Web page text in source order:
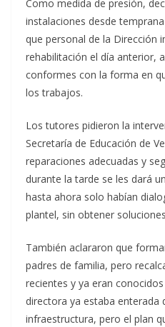
Como medida de presión,
instalaciones desde
que personal de la Dirección
rehabilitación el día anterior,
conformes con la forma en
los trabajos.
Los tutores pidieron la
Secretaría de Educación de
reparaciones adecuadas y
durante la tarde se les dará
hasta ahora solo habían
plantel, sin obtener
También aclararon que
padres de familia, pero
recientes y ya eran
directora ya estaba enterada
infraestructura, pero el plan